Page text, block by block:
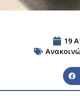
19